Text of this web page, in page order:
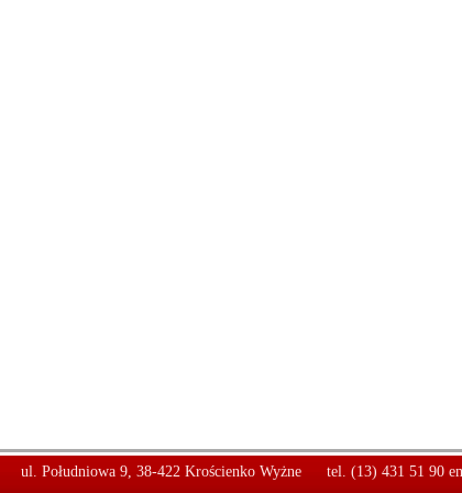
ul. Południowa 9, 38-422 Krościenko Wyżne tel. (13) 431 51 90